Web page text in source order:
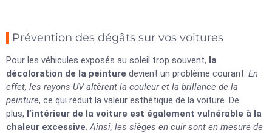
Prévention des dégâts sur vos voitures
Pour les véhicules exposés au soleil trop souvent, la
décoloration de la peinture devient un problème courant. En
effet, les rayons UV altèrent la couleur et la brillance de la
peinture, ce qui réduit la valeur esthétique de la voiture. De
plus, l’intérieur de la voiture est également vulnérable à la
chaleur excessive.Ainsi, les sièges en cuir sont en mesure de